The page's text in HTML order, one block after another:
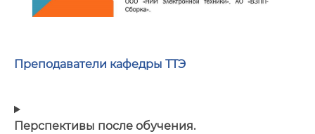
Преподаватели кафедры ТТЭ
Перспективы после обучения.